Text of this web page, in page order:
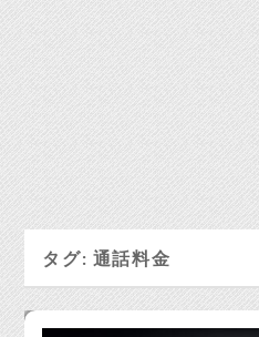
タグ: 通話料金